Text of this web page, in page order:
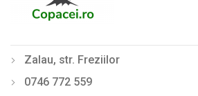
Philadelphus (Lămâiță)
Physocarpus
Pyracantha
Zalau, str. Freziilor
0746 772 559